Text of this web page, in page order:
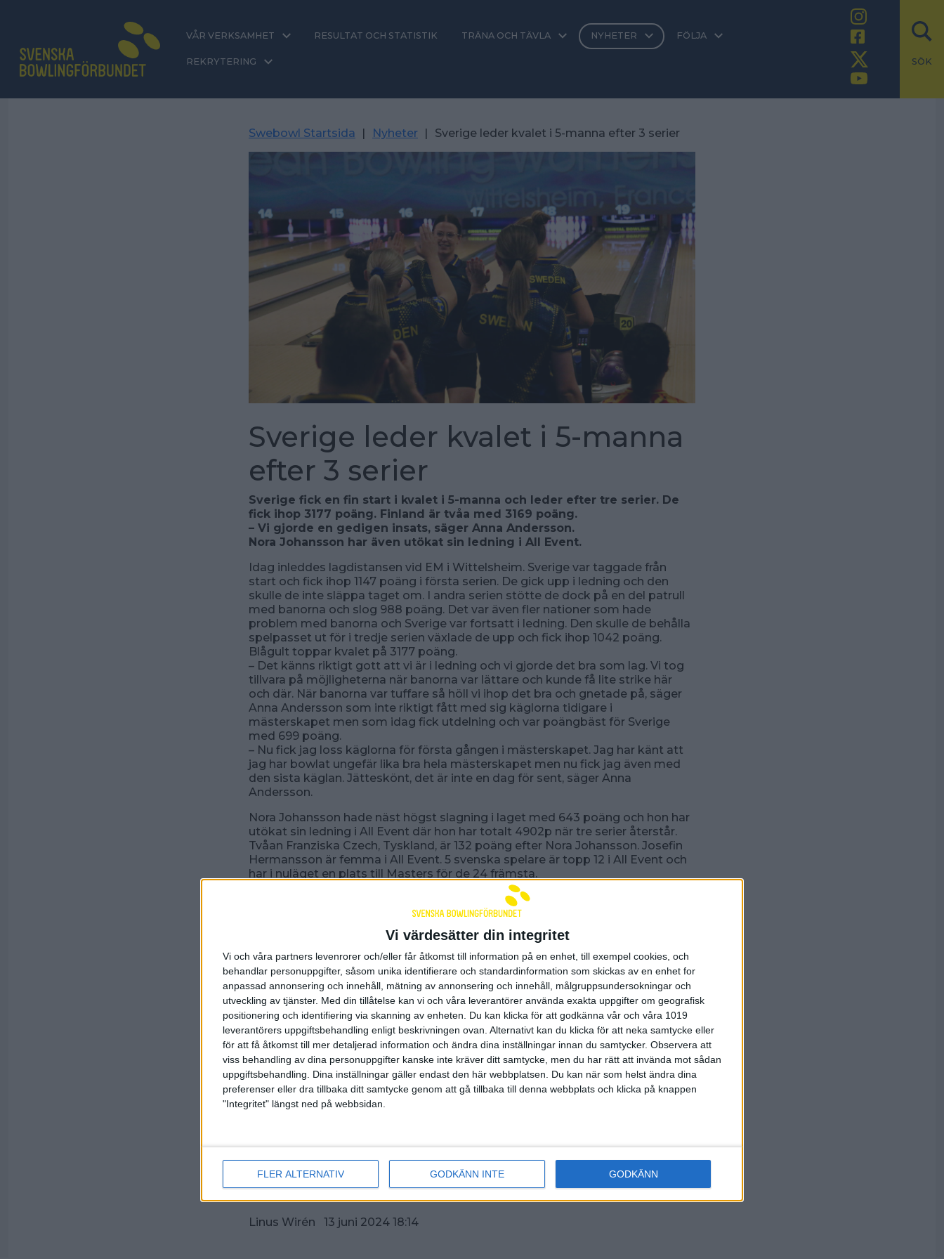
Vi värdesätter din integritet
Vi och våra partners levenrorer och/eller får åtkomst till information på en enhet, till exempel cookies, och
behandlar personuppgifter, såsom unika identifierare och standardinformation som skickas av en enhet for
anpassad annonsering och innehåll, mätning av annonsering och innehåll, målgruppsundersokningar och
utveckling av tjänster. Med din tillåtelse kan vi och våra leverantörer använda exakta uppgifter om geografisk
positionering och identifiering via skanning av enheten. Du kan klicka för att godkänna vår och våra 1019
leverantörers uppgiftsbehandling enligt beskrivningen ovan. Alternativt kan du klicka för att neka samtycke eller
för att få åtkomst till mer detaljerad information och ändra dina inställningar innan du samtycker. Observera att
viss behandling av dina personuppgifter kanske inte kräver ditt samtycke, men du har rätt att invända mot sådan
uppgiftsbehandling. Dina inställningar gäller endast den här webbplatsen. Du kan när som helst ändra dina
preferenser eller dra tillbaka ditt samtycke genom att gå tillbaka till denna webbplats och klicka på knappen
"Integritet" längst ned på webbsidan.
FLER ALTERNATIV GODKÄNN INTE GODKÄNN
VÅR VERKSAMHET RESULTAT OCH STATISTIK TRÄNA OCH TÄVLA NYHETER FÖLJA
SÖK
REKRYTERING
Swebowl Startsida | Nyheter | Sverige leder kvalet i 5-manna efter 3 serier
Sverige leder kvalet i 5-manna
efter 3 serier
Sverige fick en fin start i kvalet i 5-manna och leder efter tre serier. De
fick ihop 3177 poäng. Finland är tvåa med 3169 poäng.
– Vi gjorde en gedigen insats, säger Anna Andersson.
Nora Johansson har även utökat sin ledning i All Event.
Idag inleddes lagdistansen vid EM i Wittelsheim. Sverige var taggade från
start och fick ihop 1147 poäng i första serien. De gick upp i ledning och den
skulle de inte släppa taget om. I andra serien stötte de dock på en del patrull
med banorna och slog 988 poäng. Det var även fler nationer som hade
problem med banorna och Sverige var fortsatt i ledning. Den skulle de behålla
spelpasset ut för i tredje serien växlade de upp och fick ihop 1042 poäng.
Blågult toppar kvalet på 3177 poäng.
– Det känns riktigt gott att vi är i ledning och vi gjorde det bra som lag. Vi tog
tillvara på möjligheterna när banorna var lättare och kunde få lite strike här
och där. När banorna var tuffare så höll vi ihop det bra och gnetade på, säger
Anna Andersson som inte riktigt fått med sig käglorna tidigare i
mästerskapet men som idag fick utdelning och var poängbäst för Sverige
med 699 poäng.
– Nu fick jag loss käglorna för första gången i mästerskapet. Jag har känt att
jag har bowlat ungefär lika bra hela mästerskapet men nu fick jag även med
den sista käglan. Jätteskönt, det är inte en dag för sent, säger Anna
Andersson.
Nora Johansson hade näst högst slagning i laget med 643 poäng och hon har
utökat sin ledning i All Event där hon har totalt 4902p när tre serier återstår.
Tvåan Franziska Czech, Tyskland, är 132 poäng efter Nora Johansson. Josefin
Hermansson är femma i All Event. 5 svenska spelare är topp 12 i All Event och
har i nuläget en plats till Masters för de 24 främsta.
– Om Nora gör ett bra block så kommer det att räcka till guldet i All Event. Det
gäller att ta det ruta för ruta imorgon, säger Robert Andersson som var nöjd
med lagets insats i det första blocket.
– Vi fick en kanonstart i första serien. Det blev lite annorlunda vid banparet i
andra serien men vi satsade på att spela enklare där och vi håller ihop det bra.
Det blev dock några enklare spärrmissar idag men det är en tuff distans och
det blir lång väntan för spelarna mellan deras slag.
Finland skuggade där bakom spelpasset igenom och är åtta poäng efter
Sverige. Flera lag är med och kämpar om topplaceringarna. Danmark är trea
med 3154 poäng och Tyskland är femma på 3153. Tyskland som hittills har två
guld och ett silver i mästerskapet är just nu femma på 3064 poäng.
– Det gäller att försöka få till en lika bra start imorgon. Sedan får vi ha lite koll
på vad de andra lagen gör. Vi behöver inte chansa för att vinna kvalet utan det
handlar om att bli topp fyra, säger Robert Andersson.
Kl 10.00 börjar det andra blocket imorgon med serie 4-6. Semifinalerna börjar
Resultat
Livestream
Online scoring
Linus Wirén 13 juni 2024 18:14